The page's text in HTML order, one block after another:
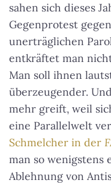
sahen sich dieses
Gegenprotest
unerträglichen
entkräftet man
Man soll ihnen
überzeugender.
mehr greift, weil
eine Parallelwelt
Schmelcher in der
man so wenigstens
Ablehnung von